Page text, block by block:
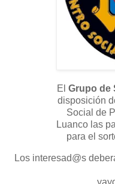
El Grupo de
disposición
Social de
Luanco las
para el
Los interesad@s